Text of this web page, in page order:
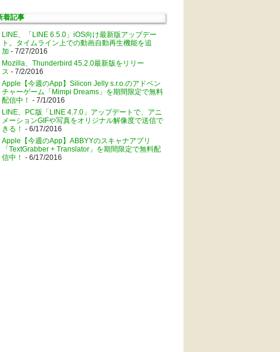
着記事
LINE、「LINE 6.5.0」iOS向け最新版アップデー
ト。タイムライン上での動画自動再生機能を追
加 - 7/27/2016
Mozilla、Thunderbird 45.2.0最新版をリリー
ス - 7/2/2016
Apple【今週のApp】Silicon Jelly s.r.o.のアドベン
チャーゲーム「Mimpi Dreams」を期間限定で無料
配信中！ - 7/1/2016
LINE、PC版「LINE 4.7.0」アップデートで、アニ
メーションGIFや写真をオリジナル解像度で送信で
きる！ - 6/17/2016
Apple【今週のApp】ABBYYのスキャナアプリ
「TextGrabber + Translator」を期間限定で無料配
信中！ - 6/17/2016